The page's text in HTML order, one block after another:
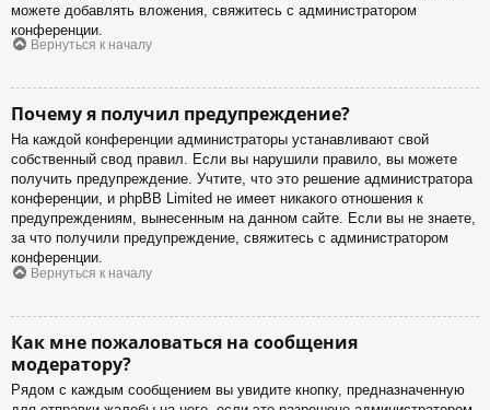
можете добавлять вложения, свяжитесь с администратором
конференции.
Вернуться к началу
Почему я получил предупреждение?
На каждой конференции администраторы устанавливают свой
собственный свод правил. Если вы нарушили правило, вы можете
получить предупреждение. Учтите, что это решение администратора
конференции, и phpBB Limited не имеет никакого отношения к
предупреждениям, вынесенным на данном сайте. Если вы не знаете,
за что получили предупреждение, свяжитесь с администратором
конференции.
Вернуться к началу
Как мне пожаловаться на сообщения
модератору?
Рядом с каждым сообщением вы увидите кнопку, предназначенную